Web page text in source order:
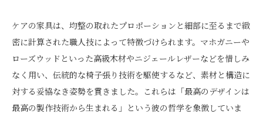
ケアの家具は、均整の取れたプロポーションと細部に至るまで緻
密に計算された職人技によって特徴づけられます。マホガニーや
ローズウッドといった高級木材やニジェールレザーなどを惜しみ
なく用い、伝統的な椅子張り技術を駆使するなど、素材と構造に
対する妥協なき姿勢を貫きました。これらは「最高のデザインは
最高の製作技術から生まれる」という彼の哲学を象徴していま